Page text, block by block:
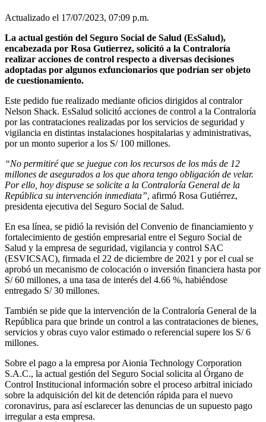
Actualizado el 17/07/2023, 07:09 p.m.
La actual gestión del Seguro Social de Salud (EsSalud),
encabezada por Rosa Gutierrez, solicitó a la Contraloría
realizar acciones de control respecto a diversas decisiones
adoptadas por algunos exfuncionarios que podrían ser objeto
de cuestionamiento.
Este pedido fue realizado mediante oficios dirigidos al contralor
Nelson Shack. EsSalud solicitó acciones de control a la Contraloría
por las contrataciones realizadas por los servicios de seguridad y
vigilancia en distintas instalaciones hospitalarias y administrativas,
por un monto superior a los S/ 100 millones.
“No permitiré que se juegue con los recursos de los más de 12
millones de asegurados a los que ahora tengo obligación de velar.
Por ello, hoy dispuse se solicite a la Contraloría General de la
República su intervención inmediata”, afirmó Rosa Gutiérrez,
presidenta ejecutiva del Seguro Social de Salud.
En esa línea, se pidió la revisión del Convenio de financiamiento y
fortalecimiento de gestión empresarial entre el Seguro Social de
Salud y la empresa de seguridad, vigilancia y control SAC
(ESVICSAC), firmada el 22 de diciembre de 2021 y por el cual se
aprobó un mecanismo de colocación o inversión financiera hasta por
S/ 60 millones, a una tasa de interés del 4.66 %, habiéndose
entregado S/ 30 millones.
También se pide que la intervención de la Contraloría General de la
República para que brinde un control a las contrataciones de bienes,
servicios y obras cuyo valor estimado o referencial supere los S/ 6
millones.
Sobre el pago a la empresa por Aionia Technology Corporation
S.A.C., la actual gestión del Seguro Social solicita al Órgano de
Control Institucional información sobre el proceso arbitral iniciado
sobre la adquisición del kit de detención rápida para el nuevo
coronavirus, para así esclarecer las denuncias de un supuesto pago
irregular a esta empresa.